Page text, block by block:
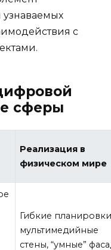
узнаваемых
с
сферы
Реализация в
физическом мире
Гибкие
мультимедийные
стены, “умные”